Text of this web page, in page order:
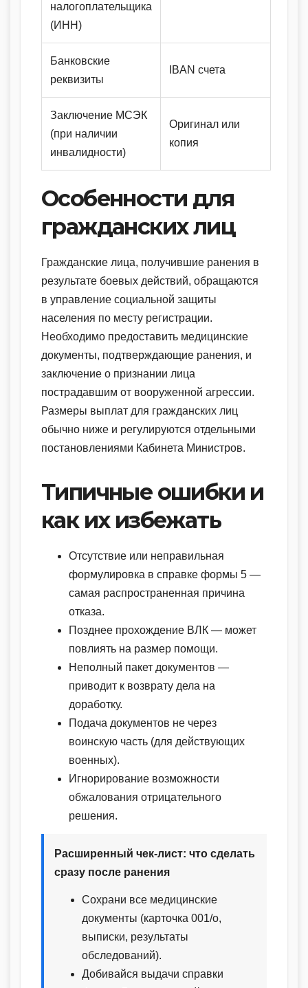
налогоплательщика
(ИНН)
Банковские
реквизиты
IBAN счета
Заключение МСЭК
(при наличии
инвалидности)
Оригинал или
копия
Особенности для
гражданских лиц
Гражданские лица, получившие ранения в
результате боевых действий, обращаются
в управление социальной защиты
населения по месту регистрации.
Необходимо предоставить медицинские
документы, подтверждающие ранения, и
заключение о признании лица
пострадавшим от вооруженной агрессии.
Размеры выплат для гражданских лиц
обычно ниже и регулируются отдельными
постановлениями Кабинета Министров.
Типичные ошибки и
как их избежать
Отсутствие или неправильная
формулировка в справке формы 5 —
самая распространенная причина
отказа.
Позднее прохождение ВЛК — может
повлиять на размер помощи.
Неполный пакет документов —
приводит к возврату дела на
доработку.
Подача документов не через
воинскую часть (для действующих
военных).
Игнорирование возможности
обжалования отрицательного
решения.
Расширенный чек-лист: что сделать
сразу после ранения
Сохрани все медицинские
документы (карточка 001/о,
выписки, результаты
обследований).
Добивайся выдачи справки